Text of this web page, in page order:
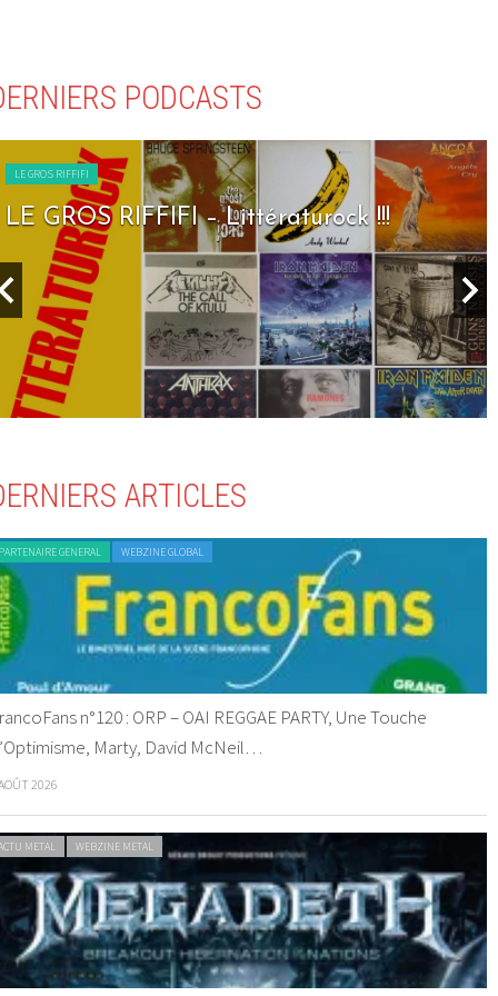
PODCASTS
LE GROS RIFFIFI
LE GROS RIFFIFI – Littératurock !!!
ARTICLES
GENERAL WEBZINE GLOBAL
n°120 : ORP – OAI REGGAE PARTY, Une Touche
Marty, David McNeil…
2026
METAL WEBZINE METAL